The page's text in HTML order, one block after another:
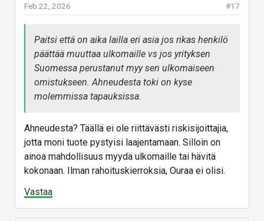
#17
Feb 22, 2026
Paitsi että on aika lailla eri asia jos rikas henkilö
päättää muuttaa ulkomaille vs jos yrityksen
Suomessa perustanut myy sen ulkomaiseen
omistukseen. Ahneudesta toki on kyse
molemmissa tapauksissa.
Ahneudesta? Täällä ei ole riittävästi riskisijoittajia,
jotta moni tuote pystyisi laajentamaan. Silloin on
ainoa mahdollisuus myydä ulkomaille tai hävitä
kokonaan. Ilman rahoituskierroksia, Ouraa ei olisi.
Vastaa